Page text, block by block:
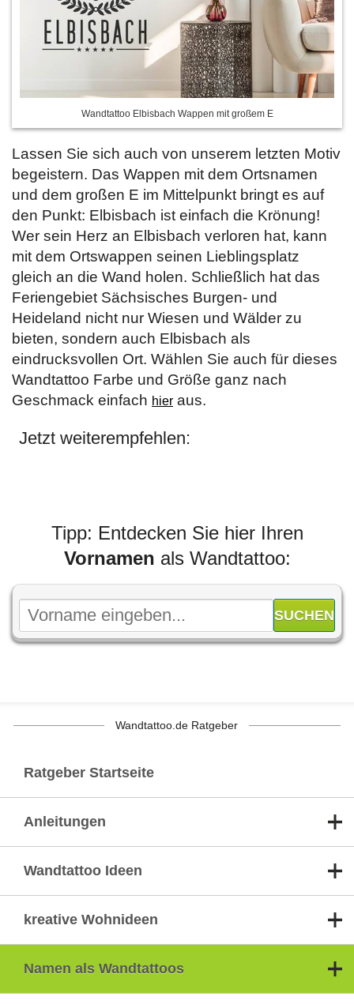
Wandtattoo Elbisbach Wappen mit großem E
Lassen Sie sich auch von unserem letzten Motiv
begeistern. Das Wappen mit dem Ortsnamen
und dem großen E im Mittelpunkt bringt es auf
den Punkt: Elbisbach ist einfach die Krönung!
Wer sein Herz an Elbisbach verloren hat, kann
mit dem Ortswappen seinen Lieblingsplatz
gleich an die Wand holen. Schließlich hat das
Feriengebiet Sächsisches Burgen- und
Heideland nicht nur Wiesen und Wälder zu
bieten, sondern auch Elbisbach als
eindrucksvollen Ort. Wählen Sie auch für dieses
Wandtattoo Farbe und Größe ganz nach
Geschmack einfach hier aus.
Jetzt weiterempfehlen:
Tipp: Entdecken Sie hier Ihren
Vornamen als Wandtattoo:
Wandtattoo.de Ratgeber
Ratgeber Startseite
Anleitungen
Wandtattoo Ideen
kreative Wohnideen
Namen als Wandtattoos